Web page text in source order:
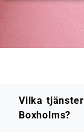
Vilka
Boxholms?